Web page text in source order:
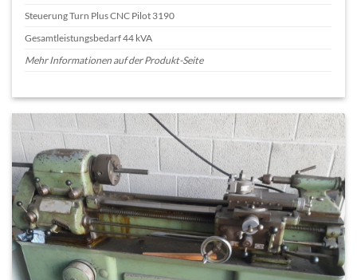
Steuerung Turn Plus CNC Pilot 3190
Gesamtleistungsbedarf 44 kVA
Mehr Informationen auf der Produkt-Seite